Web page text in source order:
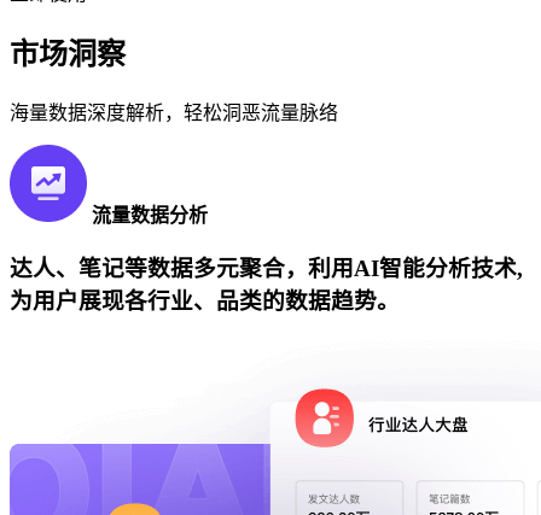
市场洞察
海量数据深度解析，轻松洞恶流量脉络
流量数据分析
达人、笔记等数据多元聚合，利用AI智能分析技术,
为用户展现各行业、品类的数据趋势。